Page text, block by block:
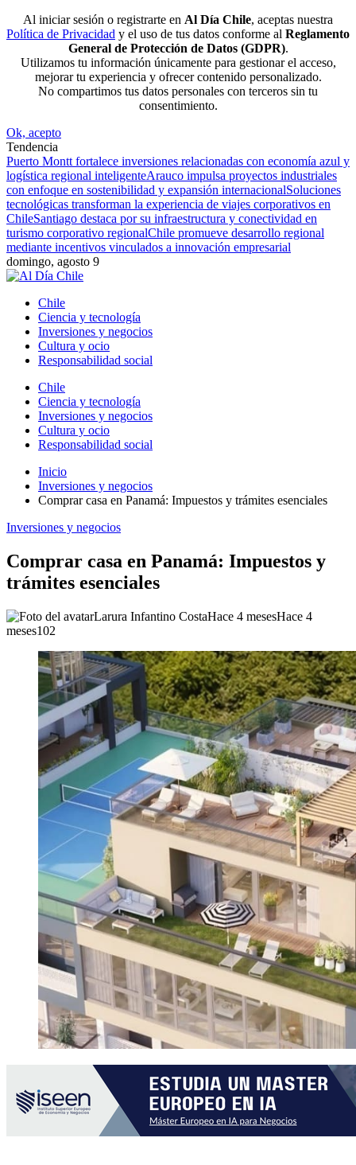
Al iniciar sesión o registrarte en Al Día Chile, aceptas nuestra
Política de Privacidad y el uso de tus datos conforme al Reglamento
General de Protección de Datos (GDPR).
Utilizamos tu información únicamente para gestionar el acceso,
mejorar tu experiencia y ofrecer contenido personalizado.
No compartimos tus datos personales con terceros sin tu
consentimiento.
Ok, acepto
Tendencia
Puerto Montt fortalece inversiones relacionadas con economía azul y
logística regional inteligenteArauco impulsa proyectos industriales
con enfoque en sostenibilidad y expansión internacionalSoluciones
tecnológicas transforman la experiencia de viajes corporativos en
ChileSantiago destaca por su infraestructura y conectividad en
turismo corporativo regionalChile promueve desarrollo regional
mediante incentivos vinculados a innovación empresarial
domingo, agosto 9
Chile
Ciencia y tecnología
Inversiones y negocios
Cultura y ocio
Responsabilidad social
Chile
Ciencia y tecnología
Inversiones y negocios
Cultura y ocio
Responsabilidad social
Inicio
Inversiones y negocios
Comprar casa en Panamá: Impuestos y trámites esenciales
Inversiones y negocios
Comprar casa en Panamá: Impuestos y
trámites esenciales
Larura Infantino CostaHace 4 mesesHace 4
meses102